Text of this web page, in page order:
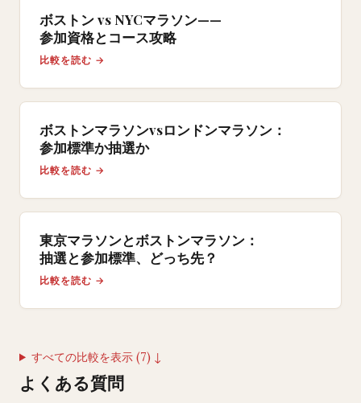
ボストン vs NYCマラソン——
参加資格とコース攻略
比較を読む →
ボストンマラソンvsロンドンマラソン：
参加標準か抽選か
比較を読む →
東京マラソンとボストンマラソン：
抽選と参加標準、どっち先？
比較を読む →
すべての比較を表示 (7) ↓
よくある質問